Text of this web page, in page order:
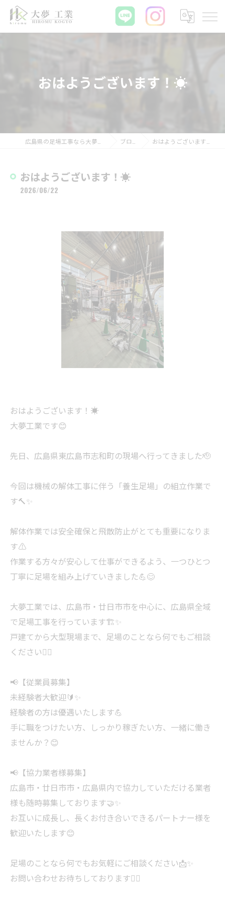
おはようございます！☀️
ブログ おはようございます！☀️
おはようございます！☀️
2026/06/22
おはようございます！☀️
大夢工業です😊
先日、広島県東広島市志和町の現場へ行ってきました🫡
今回は機械の解体工事に伴う「養生足場」の組立作業で
す🔨✨
解体作業では安全確保と飛散防止がとても重要になりま
す⚠️
作業する方々が安心して仕事ができるよう、一つひとつ
丁寧に足場を組み上げていきました💪😊
大夢工業では、広島市・廿日市市を中心に、広島県全域
で足場工事を行っています🏗️✨
戸建てから大型現場まで、足場のことなら何でもご相談
ください🙇‍♂️
📢【従業員募集】
未経験者大歓迎🔰✨
経験者の方は優遇いたします💪
手に職をつけたい方、しっかり稼ぎたい方、一緒に働き
ませんか？😊
📢【協力業者様募集】
広島市・廿日市市・広島県内で協力していただける業者
様も随時募集しております🤝✨
お互いに成長し、長くお付き合いできるパートナー様を
歓迎いたします😊
足場のことなら何でもお気軽にご相談ください📩✨
お問い合わせお待ちしております🙇‍♂️